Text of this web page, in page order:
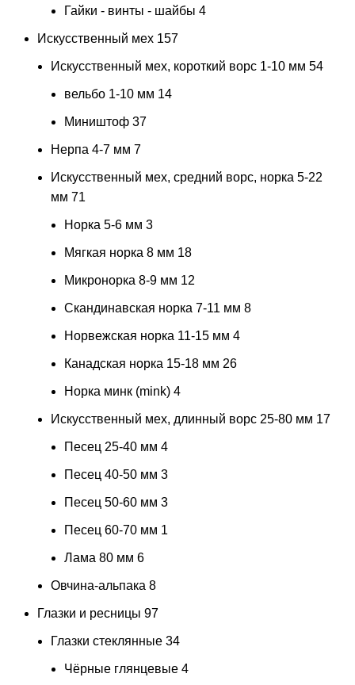
Гайки - винты - шайбы 4
Искусственный мех 157
Искусственный мех, короткий ворс 1-10 мм 54
вельбо 1-10 мм 14
Миништоф 37
Нерпа 4-7 мм 7
Искусственный мех, средний ворс, норка 5-22
мм 71
Норка 5-6 мм 3
Мягкая норка 8 мм 18
Микронорка 8-9 мм 12
Скандинавская норка 7-11 мм 8
Норвежская норка 11-15 мм 4
Канадская норка 15-18 мм 26
Норка минк (mink) 4
Искусственный мех, длинный ворс 25-80 мм 17
Песец 25-40 мм 4
Песец 40-50 мм 3
Песец 50-60 мм 3
Песец 60-70 мм 1
Лама 80 мм 6
Овчина-альпака 8
Глазки и ресницы 97
Глазки стеклянные 34
Чёрные глянцевые 4